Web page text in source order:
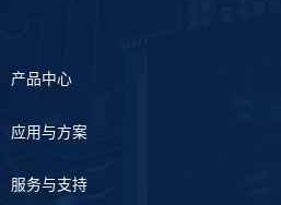
产品中心
应用与方案
服务与支持